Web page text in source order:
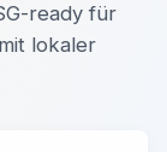
ready für
lokaler